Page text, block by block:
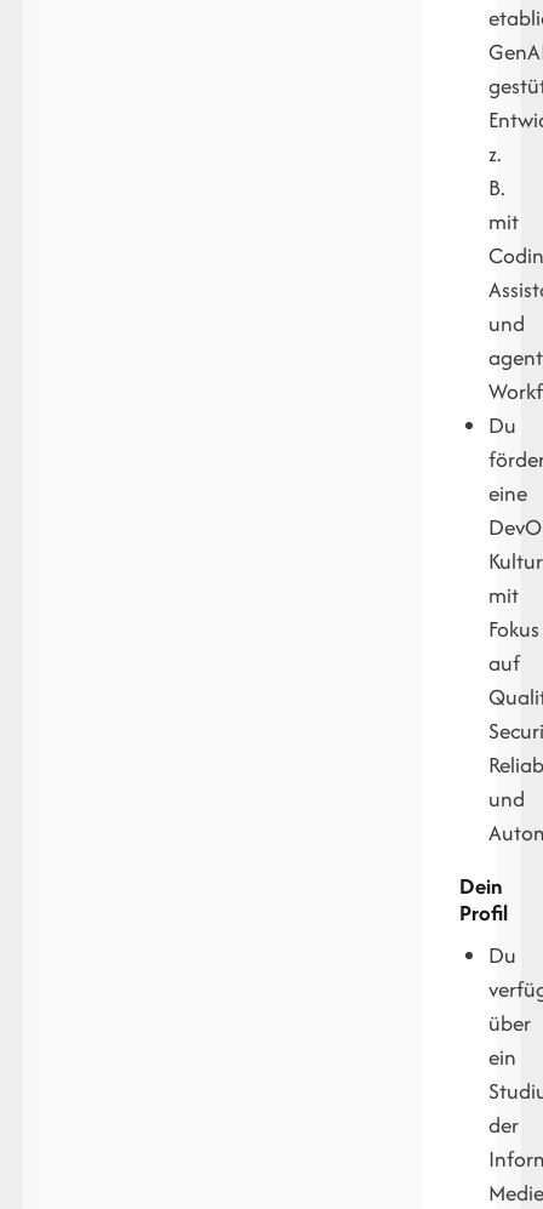
z.
B.
mit
und
Du
eine
Kultur
mit
Fokus
auf
und
Dein
Profil
Du
über
ein
der